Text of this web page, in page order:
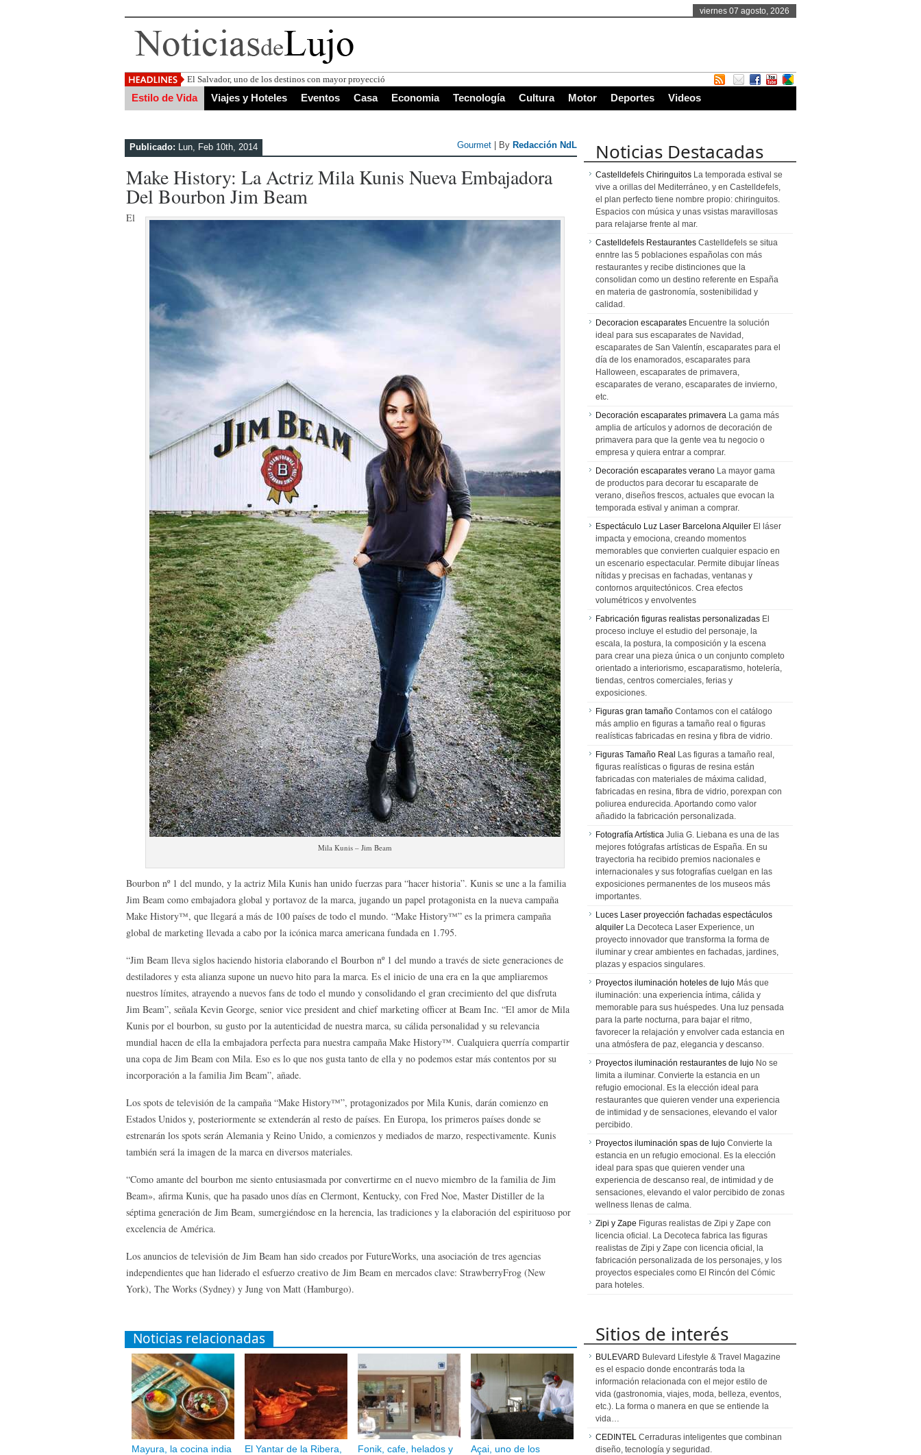
viernes 07 agosto, 2026
El Salvador, uno de los destinos con mayor proyección de Centroamérica
Estilo de Vida Viajes y Hoteles Eventos Casa Economia Tecnología Cultura Motor Deportes Videos
Publicado: Lun, Feb 10th, 2014 Gourmet | By Redacción NdL
Make History: La Actriz Mila Kunis Nueva Embajadora
Del Bourbon Jim Beam
Mila Kunis – Jim Beam
El
Bourbon nº 1 del mundo, y la actriz Mila Kunis han unido fuerzas para “hacer historia”. Kunis se une a la familia
Jim Beam como embajadora global y portavoz de la marca, jugando un papel protagonista en la nueva campaña
Make History™, que llegará a más de 100 países de todo el mundo. “Make History™” es la primera campaña
global de marketing llevada a cabo por la icónica marca americana fundada en 1.795.
“Jim Beam lleva siglos haciendo historia elaborando el Bourbon nº 1 del mundo a través de siete generaciones de
destiladores y esta alianza supone un nuevo hito para la marca. Es el inicio de una era en la que ampliaremos
nuestros límites, atrayendo a nuevos fans de todo el mundo y consolidando el gran crecimiento del que disfruta
Jim Beam”, señala Kevin George, senior vice president and chief marketing officer at Beam Inc. “El amor de Mila
Kunis por el bourbon, su gusto por la autenticidad de nuestra marca, su cálida personalidad y su relevancia
mundial hacen de ella la embajadora perfecta para nuestra campaña Make History™. Cualquiera querría compartir
una copa de Jim Beam con Mila. Eso es lo que nos gusta tanto de ella y no podemos estar más contentos por su
incorporación a la familia Jim Beam”, añade.
Los spots de televisión de la campaña “Make History™”, protagonizados por Mila Kunis, darán comienzo en
Estados Unidos y, posteriormente se extenderán al resto de países. En Europa, los primeros países donde se
estrenarán los spots serán Alemania y Reino Unido, a comienzos y mediados de marzo, respectivamente. Kunis
también será la imagen de la marca en diversos materiales.
“Como amante del bourbon me siento entusiasmada por convertirme en el nuevo miembro de la familia de Jim
Beam», afirma Kunis, que ha pasado unos días en Clermont, Kentucky, con Fred Noe, Master Distiller de la
séptima generación de Jim Beam, sumergiéndose en la herencia, las tradiciones y la elaboración del espirituoso por
excelencia de América.
Los anuncios de televisión de Jim Beam han sido creados por FutureWorks, una asociación de tres agencias
independientes que han liderado el esfuerzo creativo de Jim Beam en mercados clave: StrawberryFrog (New
York), The Works (Sydney) y Jung von Matt (Hamburgo).
Noticias relacionadas
Mayura, la cocina india
El Yantar de la Ribera,
Fonik, cafe, helados y
Açai, uno de los
Noticias Destacadas
Castelldefels Chiringuitos La temporada estival se
vive a orillas del Mediterráneo, y en Castelldefels,
el plan perfecto tiene nombre propio: chiringuitos.
Espacios con música y unas vsistas maravillosas
para relajarse frente al mar.
Castelldefels Restaurantes Castelldefels se situa
enntre las 5 poblaciones españolas con más
restaurantes y recibe distinciones que la
consolidan como un destino referente en España
en materia de gastronomía, sostenibilidad y
calidad.
Decoracion escaparates Encuentre la solución
ideal para sus escaparates de Navidad,
escaparates de San Valentín, escaparates para el
día de los enamorados, escaparates para
Halloween, escaparates de primavera,
escaparates de verano, escaparates de invierno,
etc.
Decoración escaparates primavera La gama más
amplia de artículos y adornos de decoración de
primavera para que la gente vea tu negocio o
empresa y quiera entrar a comprar.
Decoración escaparates verano La mayor gama
de productos para decorar tu escaparate de
verano, diseños frescos, actuales que evocan la
temporada estival y animan a comprar.
Espectáculo Luz Laser Barcelona Alquiler El láser
impacta y emociona, creando momentos
memorables que convierten cualquier espacio en
un escenario espectacular. Permite dibujar líneas
nítidas y precisas en fachadas, ventanas y
contornos arquitectónicos. Crea efectos
volumétricos y envolventes
Fabricación figuras realistas personalizadas El
proceso incluye el estudio del personaje, la
escala, la postura, la composición y la escena
para crear una pieza única o un conjunto completo
orientado a interiorismo, escaparatismo, hotelería,
tiendas, centros comerciales, ferias y
exposiciones.
Figuras gran tamaño Contamos con el catálogo
más amplio en figuras a tamaño real o figuras
realísticas fabricadas en resina y fibra de vidrio.
Figuras Tamaño Real Las figuras a tamaño real,
figuras realísticas o figuras de resina están
fabricadas con materiales de máxima calidad,
fabricadas en resina, fibra de vidrio, porexpan con
poliurea endurecida. Aportando como valor
añadido la fabricación personalizada.
Fotografía Artística Julia G. Liebana es una de las
mejores fotógrafas artísticas de España. En su
trayectoria ha recibido premios nacionales e
internacionales y sus fotografías cuelgan en las
exposiciones permanentes de los museos más
importantes.
Luces Laser proyección fachadas espectáculos
alquiler La Decoteca Laser Experience, un
proyecto innovador que transforma la forma de
iluminar y crear ambientes en fachadas, jardines,
plazas y espacios singulares.
Proyectos iluminación hoteles de lujo Más que
iluminación: una experiencia íntima, cálida y
memorable para sus huéspedes. Una luz pensada
para la parte nocturna, para bajar el ritmo,
favorecer la relajación y envolver cada estancia en
una atmósfera de paz, elegancia y descanso.
Proyectos iluminación restaurantes de lujo No se
limita a iluminar. Convierte la estancia en un
refugio emocional. Es la elección ideal para
restaurantes que quieren vender una experiencia
de intimidad y de sensaciones, elevando el valor
percibido.
Proyectos iluminación spas de lujo Convierte la
estancia en un refugio emocional. Es la elección
ideal para spas que quieren vender una
experiencia de descanso real, de intimidad y de
sensaciones, elevando el valor percibido de zonas
wellness llenas de calma.
Zipi y Zape Figuras realistas de Zipi y Zape con
licencia oficial. La Decoteca fabrica las figuras
realistas de Zipi y Zape con licencia oficial, la
fabricación personalizada de los personajes, y los
proyectos especiales como El Rincón del Cómic
para hoteles.
Sitios de interés
BULEVARD Bulevard Lifestyle & Travel Magazine
es el espacio donde encontrarás toda la
información relacionada con el mejor estilo de
vida (gastronomia, viajes, moda, belleza, eventos,
etc.). La forma o manera en que se entiende la
vida…
CEDINTEL Cerraduras inteligentes que combinan
diseño, tecnología y seguridad.